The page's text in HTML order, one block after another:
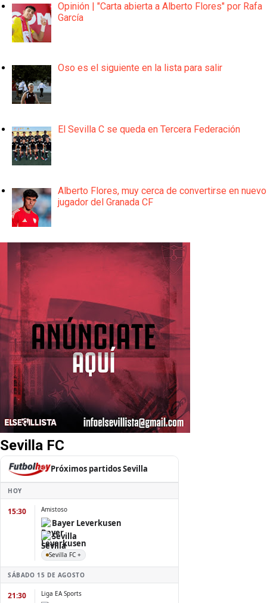
Opinión | "Carta abierta a Alberto Flores" por Rafa
García
Oso es el siguiente en la lista para salir
El Sevilla C se queda en Tercera Federación
Alberto Flores, muy cerca de convertirse en nuevo
jugador del Granada CF
Sevilla FC